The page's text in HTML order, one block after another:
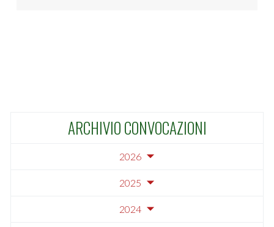
ARCHIVIO CONVOCAZIONI
2026
2025
2024